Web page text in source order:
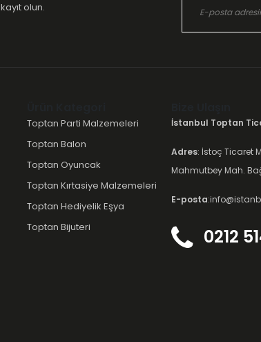
olun.
Toptan Parti Malzemeleri
Toptan Balon
Toptan Oyuncak
Toptan Kırtasiye Malzemeleri
Toptan Hediyelik Eşya
Toptan Bijuteri
İstanbul Toptan
Adres: İstoç Ticaret
Mahmutbey Mah.
E-posta
0212